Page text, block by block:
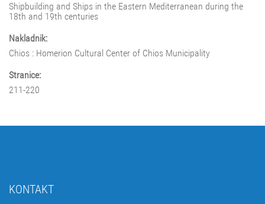
Shipbuilding and Ships in the Eastern Mediterranean during the
18th and 19th centuries
Nakladnik:
Chios : Homerion Cultural Center of Chios Municipality
Stranice:
211-220
KONTAKT